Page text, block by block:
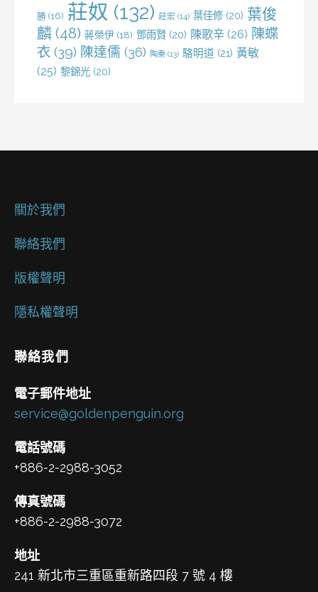
勝 (16) 莊奴 (132) 莊宏 (14) 葉佳修 (20) 葉俊
麟 (48) 蔣榮伊 (18) 鄧雨賢 (20) 陳歌辛 (26) 陳蝶
衣 (39) 陳達儒 (36) 陶秦 (13) 駱明道 (21) 黃敏
(25) 黎錦光 (20)
關於我們
聯絡我們
版權聲明
隱私權聲明
聯絡我們
電子郵件地址
service@goldenpenguin.org
電話號碼
+886-2-2988-3052
傳真號碼
+886-2-2988-3072
地址
241 新北市三重區重新路四段 7 號 4 樓